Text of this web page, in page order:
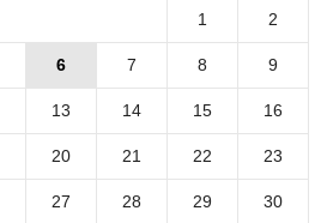
1 2
6 7 8 9
13 14 15 16
20 21 22 23
27 28 29 30